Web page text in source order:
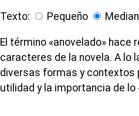
Texto: Pequeño
El término «anovelado»
caracteres de la novela. A lo
diversas formas y contextos
utilidad y la importancia de